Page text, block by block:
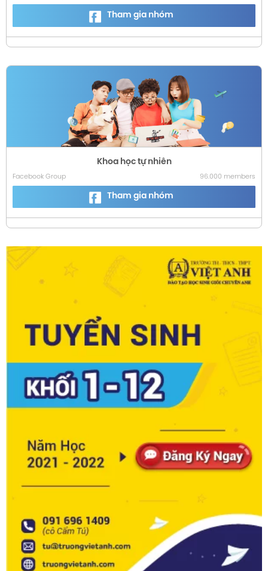
Tham gia nhóm
Khoa học tự nhiên
Facebook Group 96.000 members
Tham gia nhóm